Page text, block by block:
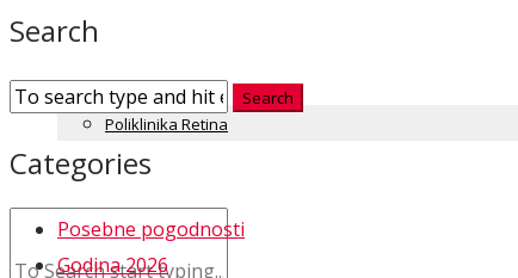
Kontakt
Poliklinika Retina
Search
Categories
Posebne pogodnosti
Godina 2026